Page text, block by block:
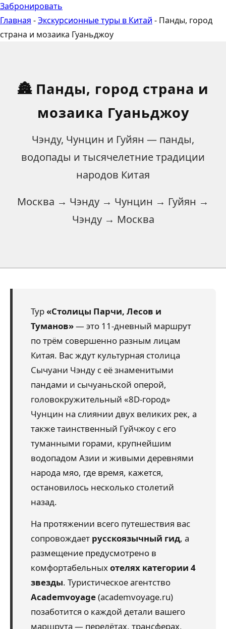
Забронировать
Главная -Экскурсионные туры в Китай - Панды, город
страна и мозаика Гуаньджоу
🏯 Панды, город страна и
мозаика Гуаньджоу
Чэнду, Чунцин и Гуйян — панды,
водопады и тысячелетние традиции
народов Китая
Москва → Чэнду → Чунцин → Гуйян →
Чэнду → Москва
Тур«Столицы Парчи, Лесов и
Туманов»— это 11-дневный маршрут
по трём совершенно разным лицам
Китая. Вас ждут культурная столица
Сычуани Чэнду с её знаменитыми
пандами и сычуаньской оперой,
головокружительный «8D-город»
Чунцин на слиянии двух великих рек, а
также таинственный Гуйчжоу с его
туманными горами, крупнейшим
водопадом Азии и живыми деревнями
народа мяо, где время, кажется,
остановилось несколько столетий
назад.
На протяжении всего путешествия вас
сопровождает русскоязычный гид, а
размещение предусмотрено в
комфортабельныхотелях категории 4
звезды. Туристическое агентство
Academvoyage(academvoyage.ru)
позаботится о каждой детали вашего
маршрута — перелётах, трансферах,